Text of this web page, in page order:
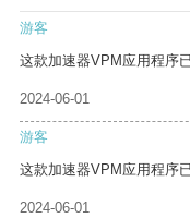
游客
这款加速器VPM应用程序
2024-06-01
游客
这款加速器VPM应用程序
2024-06-01